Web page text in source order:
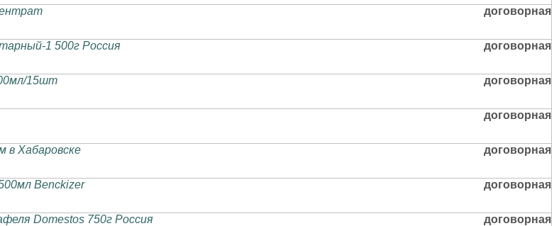
договорная
1 500г Россия договорная
15шт договорная
договорная
в Хабаровске договорная
Benckizer договорная
Domestos 750г Россия договорная